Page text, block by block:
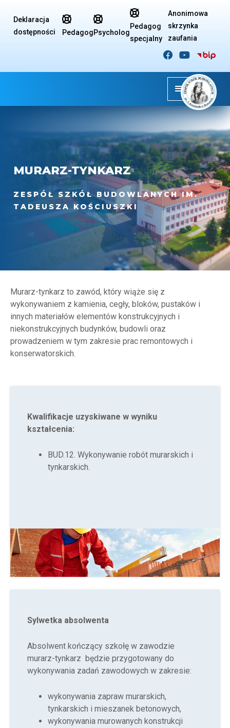
Deklaracja
dostępności

Pedagog

Psycholog

Pedagog
specjalny
Anonimowa
skrzynka
zaufania
 
MURARZ-TYNKARZ
ZESPÓŁ SZKÓŁ BUDOWLANYCH IM.
TADEUSZA KOŚCIUSZKI
Murarz-tynkarz to zawód, który wiąże się z
wykonywaniem z kamienia, cegły, bloków, pustaków i
innych materiałów elementów konstrukcyjnych i
niekonstrukcyjnych budynków, budowli oraz
prowadzeniem w tym zakresie prac remontowych i
konserwatorskich.
Kwalifikacje uzyskiwane w wyniku
kształcenia:
BUD.12. Wykonywanie robót murarskich i
tynkarskich.
Sylwetka absolwenta
Absolwent kończący szkołę w zawodzie
murarz-tynkarz będzie przygotowany do
wykonywania zadań zawodowych w zakresie:
wykonywania zapraw murarskich,
tynkarskich i mieszanek betonowych,
wykonywania murowanych konstrukcji